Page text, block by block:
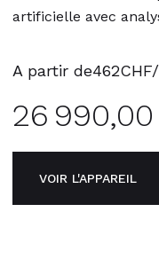
artificielle avec
A partir de462
26
VOIR L'APPAREIL